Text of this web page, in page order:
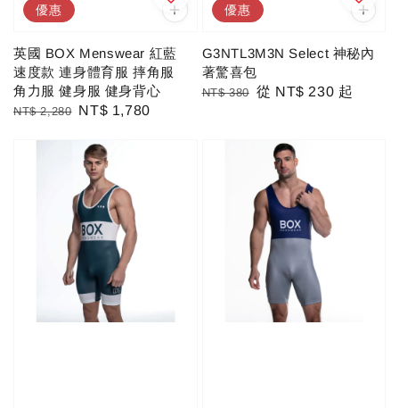
優惠
英國 BOX Menswear 紅藍
速度款 連身體育服 摔角服
角力服 健身服 健身背心
Regular
NT$ 2,280 Sale
NT$ 1,780
優惠
G3NTL3M3N Select 神秘內
著驚喜包
Regular
NT$ 380 Sale
從 NT$ 230 起